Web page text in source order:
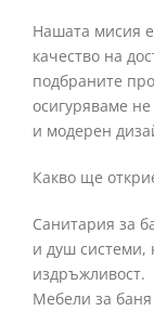
Нашата мисия
качество на
подбраните
осигуряваме
и модерен
Какво ще
Санитария за
и душ системи,
издръжливост.
Мебели за